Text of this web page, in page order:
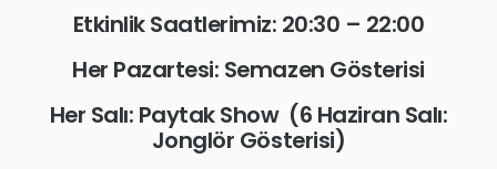
Etkinlik Saatlerimiz: 20:30 – 22:00
Her Pazartesi: Semazen Gösterisi
Her Salı: Paytak Show (6 Haziran Salı:
Jonglör Gösterisi)